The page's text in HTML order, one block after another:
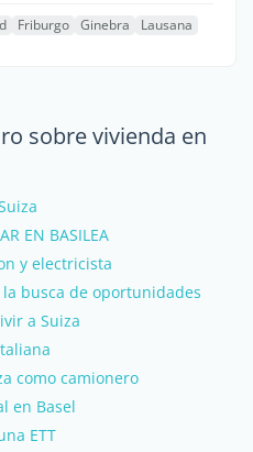
Friburgo Ginebra
Lausana
sobre vivienda en
EN BASILEA
y electricista
la busca de oportunidades
a Suiza
como camionero
en Basel
ETT